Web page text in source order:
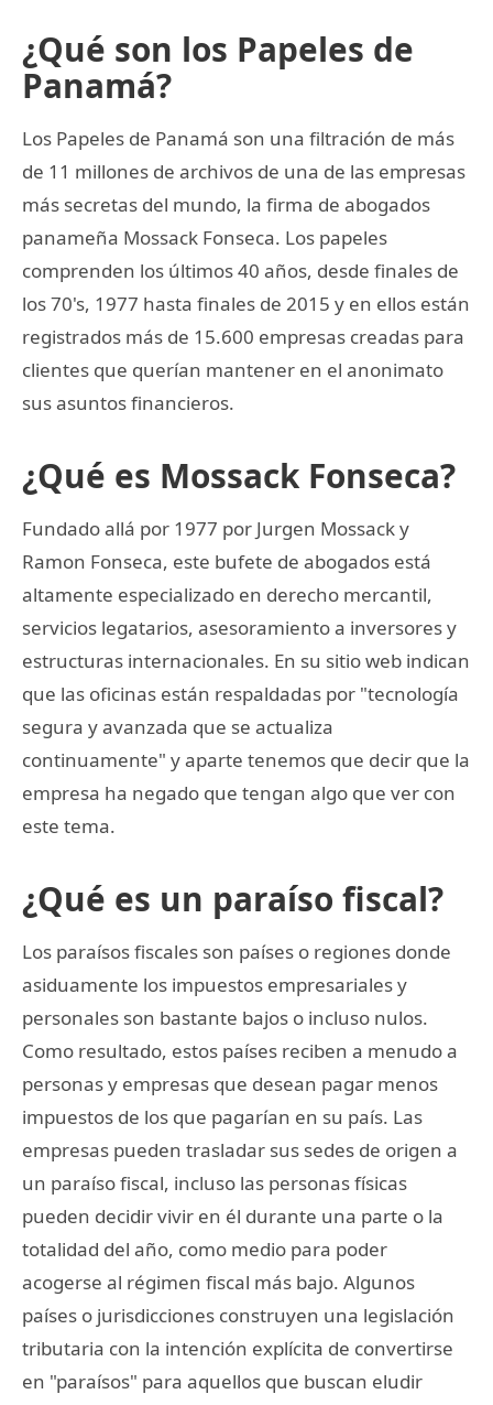
¿Qué son los Papeles de
Panamá?
Los Papeles de Panamá son una filtración de más
de 11 millones de archivos de una de las empresas
más secretas del mundo, la firma de abogados
panameña Mossack Fonseca. Los papeles
comprenden los últimos 40 años, desde finales de
los 70's, 1977 hasta finales de 2015 y en ellos están
registrados más de 15.600 empresas creadas para
clientes que querían mantener en el anonimato
sus asuntos financieros.
¿Qué es Mossack Fonseca?
Fundado allá por 1977 por Jurgen Mossack y
Ramon Fonseca, este bufete de abogados está
altamente especializado en derecho mercantil,
servicios legatarios, asesoramiento a inversores y
estructuras internacionales. En su sitio web indican
que las oficinas están respaldadas por "tecnología
segura y avanzada que se actualiza
continuamente" y aparte tenemos que decir que la
empresa ha negado que tengan algo que ver con
este tema.
¿Qué es un paraíso fiscal?
Los paraísos fiscales son países o regiones donde
asiduamente los impuestos empresariales y
personales son bastante bajos o incluso nulos.
Como resultado, estos países reciben a menudo a
personas y empresas que desean pagar menos
impuestos de los que pagarían en su país. Las
empresas pueden trasladar sus sedes de origen a
un paraíso fiscal, incluso las personas físicas
pueden decidir vivir en él durante una parte o la
totalidad del año, como medio para poder
acogerse al régimen fiscal más bajo. Algunos
países o jurisdicciones construyen una legislación
tributaria con la intención explícita de convertirse
en "paraísos" para aquellos que buscan eludir